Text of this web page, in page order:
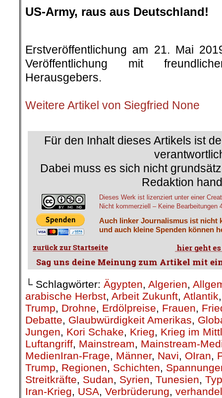
US-Army, raus aus Deutschland!
Erstveröffentlichung am 21. Mai
Veröffentlichung mit
Herausgebers.
Weitere Artikel von Siegfried None
Für den Inhalt dieses Artikels ist
Dabei muss es sich nicht
Redaktion
Dieses Werk ist lizenziert unter einer
Nicht kommerziell – Keine Bearbeitungen
Auch linker Journalismus ist nicht
und auch kleine Spenden können
└ Schlagwörter: Ägypten, Algerien,
arabische Herbst, Arbeit Zukunft, Atlantik
Trump, Drohne, Erdölpreise, Frauen,
Debatte, Glaubwürdigkeit Amerikas,
Jungen, Kori Schake, Krieg, Krieg im
Luftangriff, Mainstream, Mainstream-
MedienIran-Frage, Männer, Navi, OIran,
Trump, Regionen, Schichten,
Streitkräfte, Sudan, Syrien, Tunesien,
Iran-Krieg, USA, Verbrüderung,